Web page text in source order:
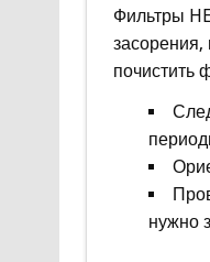
Фильтры
засорения,
почистить
нужно